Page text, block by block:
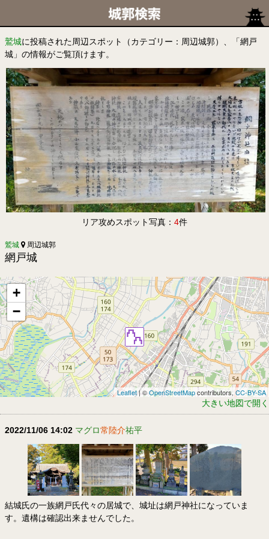
鷲城に投稿された周辺スポット（カテゴリー：周辺城郭）、「網戸
城」の情報がご覧頂けます。
リア攻めスポット写真： 4件
鷲城 周辺城郭
網戸城
+
−
Leaflet| ©OpenStreetMapcontributors,CC-BY-SA
大きい地図で開く
2022/11/06 14:02 マグロ常陸介祐平
結城氏の一族網戸氏代々の居城で、城址は網戸神社になっていま
す。遺構は確認出来ませんでした。